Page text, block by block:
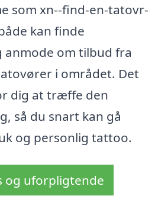
som xn--find-en-tatovr-
kan finde
om tilbud fra
i området. Det
dig at træffe den
så du snart kan gå
og personlig tattoo.
og uforpligtende